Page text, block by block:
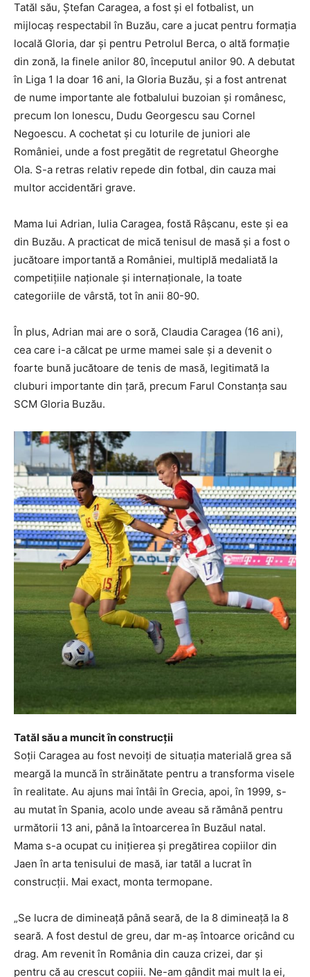
Tatăl său, Ștefan Caragea, a fost și el fotbalist, un
mijlocaș respectabil în Buzău, care a jucat pentru formația
locală Gloria, dar și pentru Petrolul Berca, o altă formație
din zonă, la finele anilor 80, începutul anilor 90. A debutat
în Liga 1 la doar 16 ani, la Gloria Buzău, și a fost antrenat
de nume importante ale fotbalului buzoian și românesc,
precum Ion Ionescu, Dudu Georgescu sau Cornel
Negoescu. A cochetat și cu loturile de juniori ale
României, unde a fost pregătit de regretatul Gheorghe
Ola. S-a retras relativ repede din fotbal, din cauza mai
multor accidentări grave.
Mama lui Adrian, Iulia Caragea, fostă Râșcanu, este și ea
din Buzău. A practicat de mică tenisul de masă și a fost o
jucătoare importantă a României, multiplă medaliată la
competițiile naționale și internaționale, la toate
categoriile de vârstă, tot în anii 80-90.
În plus, Adrian mai are o soră, Claudia Caragea (16 ani),
cea care i-a călcat pe urme mamei sale și a devenit o
foarte bună jucătoare de tenis de masă, legitimată la
cluburi importante din țară, precum Farul Constanța sau
SCM Gloria Buzău.
Tatăl său a muncit în construcții
Soții Caragea au fost nevoiți de situația materială grea să
meargă la muncă în străinătate pentru a transforma visele
în realitate. Au ajuns mai întâi în Grecia, apoi, în 1999, s-
au mutat în Spania, acolo unde aveau să rămână pentru
următorii 13 ani, până la întoarcerea în Buzăul natal.
Mama s-a ocupat cu inițierea și pregătirea copiilor din
Jaen în arta tenisului de masă, iar tatăl a lucrat în
construcții. Mai exact, monta termopane.
„Se lucra de dimineață până seară, de la 8 dimineață la 8
seară. A fost destul de greu, dar m-aș întoarce oricând cu
drag. Am revenit în România din cauza crizei, dar și
pentru că au crescut copiii. Ne-am gândit mai mult la ei,